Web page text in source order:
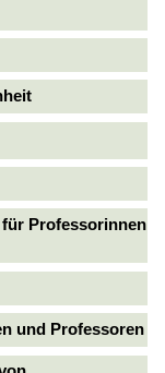
Professorinnen
und Professoren